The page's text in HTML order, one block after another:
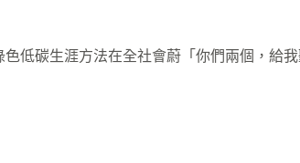
低碳生涯方法在全社會蔚「你們兩個，給